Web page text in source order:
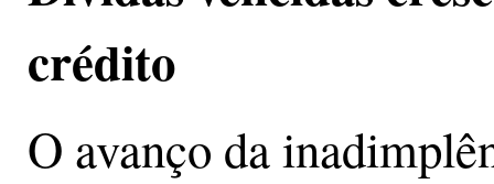
crédito
O avanço da